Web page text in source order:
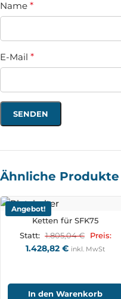
Name *
E-Mail *
Ähnliche Produkte
Angebot!
Ketten für SFK75
Statt: 1.805,04€ Preis:
1.428,82 € inkl. MwSt
In den Warenkorb